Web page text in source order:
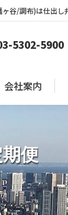
谷/調布)は仕出し
5302-5900
会社案内
便
会社案内